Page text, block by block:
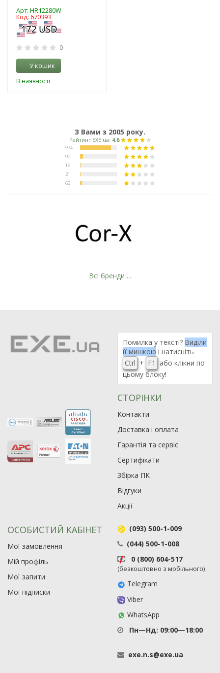
Арт: HR12280W
Код: 670393
0
У кошик
В наявності
З Вами з 2005 року.
974
90
Всі бренди ...
Помилка у тексті? Виділи
її мишкою і натисніть
Ctrl + F1
або клікни по
цьому блоку!
СТОРІНКИ
Контакти
Доставка і оплата
Гарантія та сервіс
Сертифікати
Збірка ПК
Відгуки
Акції
ОСОБИСТИЙ КАБІНЕТ
Мої замовлення
Мій профіль
Мої запити
Мої підписки
(093) 500-1-009
(044) 500-1-008
0 (800) 604-517
(безкоштовно з мобільного)
Telegram
Viber
WhatsApp
Пн—Нд: 09:00—18:00
exe.n.s@exe.ua